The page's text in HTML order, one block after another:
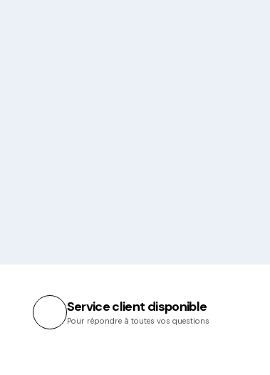
Service client disponible
Pour répondre à toutes vos questions